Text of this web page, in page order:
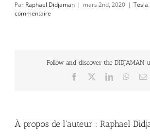
Par Raphael Didjaman | mars 2nd, 2020 | Tesla
commentaire
Follow and discover the DIDJAMAN
Facebook LinkedIn
À propos de l'auteur : Raphael